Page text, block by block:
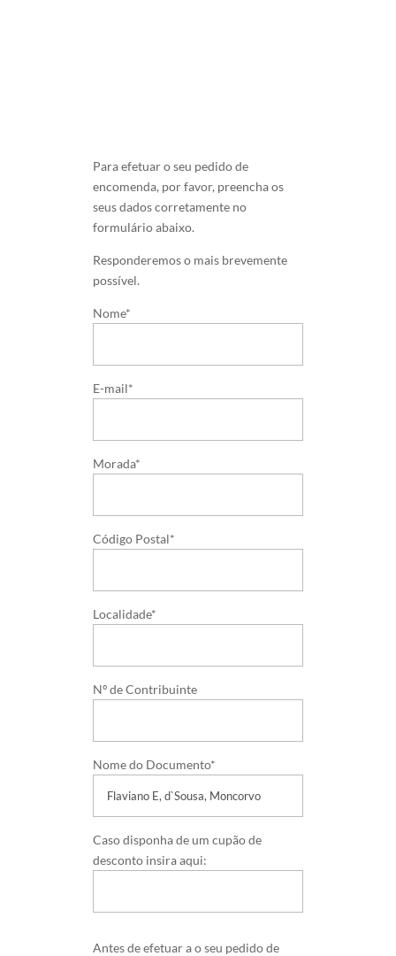
Para efetuar o seu pedido de
encomenda, por favor, preencha os
seus dados corretamente no
formulário abaixo.
Responderemos o mais brevemente
possível.
Nome*
E-mail*
Morada*
Código Postal*
Localidade*
Nº de Contribuinte
Nome do Documento*
Caso disponha de um cupão de
desconto insira aqui:
Antes de efetuar a o seu pedido de